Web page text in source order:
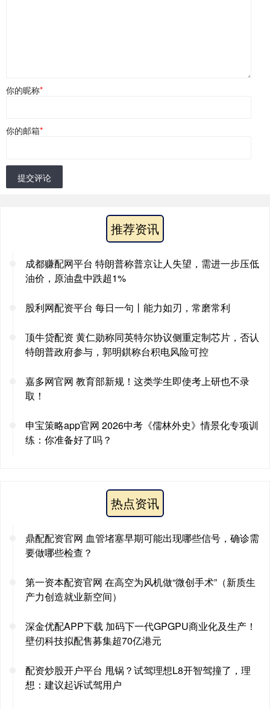
你的昵称*
你的邮箱*
提交评论
推荐资讯
成都赚配网平台 特朗普称普京让人失望，需进一步压低
油价，原油盘中跌超1%
股利网配资平台 每日一句丨能力如刃，常磨常利
顶牛贷配资 黄仁勋称同英特尔协议侧重定制芯片，否认
特朗普政府参与，郭明錤称台积电风险可控
嘉多网官网 教育部新规！这类学生即使考上研也不录
取！
申宝策略app官网 2026中考《儒林外史》情景化专项训
练：你准备好了吗？
热点资讯
鼎配配资官网 血管堵塞早期可能出现哪些信号，确诊需
要做哪些检查？
第一资本配资官网 在高空为风机做“微创手术”（新质生
产力创造就业新空间）
深金优配APP下载 加码下一代GPGPU商业化及生产！
壁仞科技拟配售募集超70亿港元
配资炒股开户平台 甩锅？试驾理想L8开智驾撞了，理
想：建议起诉试驾用户